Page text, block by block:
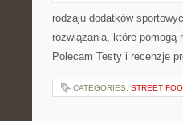
rodzaju dodatków
rozwiązania, które pomogą
Polecam Testy i recenzje
CATEGORIES: STREET